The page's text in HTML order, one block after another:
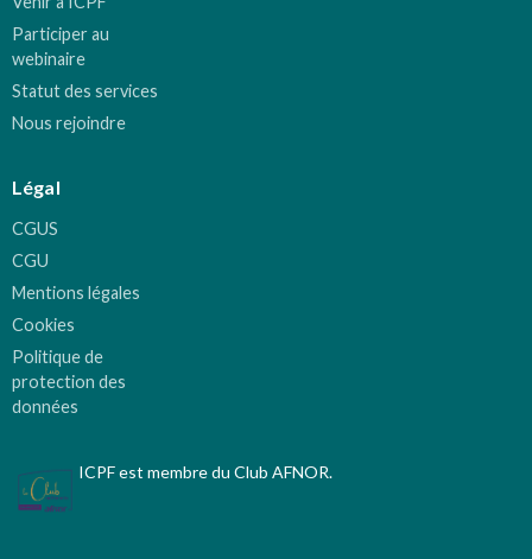
Participer au
webinaire
Statut des services
Nous rejoindre
Légal
CGUS
CGU
Mentions légales
Cookies
Politique de
protection des
données
ICPF est membre du Club AFNOR.